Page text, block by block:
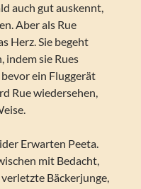
auch gut auskennt,
Aber als Rue
Herz. Sie begeht
indem sie Rues
ein Fluggerät
Rue wiedersehen,
Erwarten Peeta.
mit Bedacht,
Bäckerjunge,